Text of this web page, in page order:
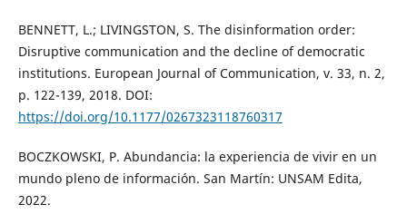
BENNETT, L.; LIVINGSTON, S. The disinformation order:
Disruptive communication and the decline of democratic
institutions. European Journal of Communication, v. 33, n. 2,
p. 122-139, 2018. DOI:
https://doi.org/10.1177/0267323118760317
BOCZKOWSKI, P. Abundancia: la experiencia de vivir en un
mundo pleno de información. San Martín: UNSAM Edita,
2022.